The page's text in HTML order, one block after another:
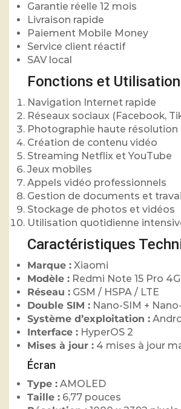
Garantie réelle 12 mois
Livraison rapide
Paiement Mobile Money
Service client réactif
SAV local
Fonctions et
Navigation Internet rapide
Réseaux sociaux (Facebook,
Photographie haute résolution
Création de contenu vidéo
Streaming Netflix et YouTube
Jeux mobiles
Appels vidéo professionnels
Gestion de documents et
Stockage de photos et vidéos
Utilisation quotidienne
Caractéristiques
Marque : Xiaomi
Modèle : Redmi Note 15 Pro 4G
Réseau : GSM / HSPA / LTE
Double SIM : Nano-SIM +
Système d’exploitation :
Interface : HyperOS 2
Mises à jour : 4 mises à jour
Écran
Type : AMOLED
Taille : 6,77 pouces